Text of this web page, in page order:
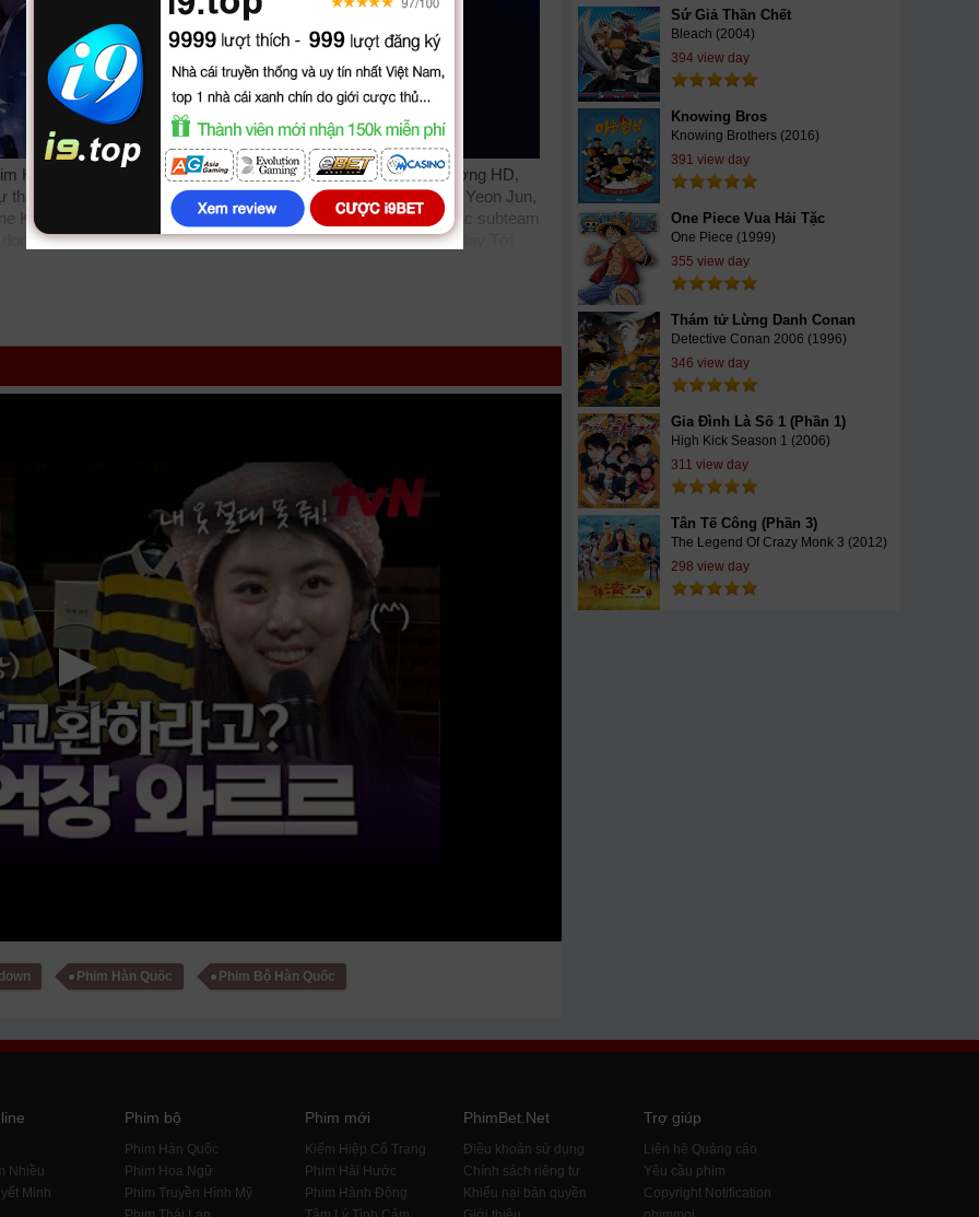
Kill It Slay Toi Ben được thuyết minh, phụ đề tiếng việt chất lượng HD,
gia của các diễn viên: Jang Yoon Ju, Lee Jong Won, Choi Yeon Jun,
Kill It Slay Tới Bến được vietsub thuyết minh Lồng tiếng bởi các subteam
dongphim subnhanh nguonphim xemphimvndongphymtv Kill It Slay Tới
TV Show cập nhật phụ đề Vietsub nhanh nhất, xem online nhanh nhất.
vtv HTV SCTV GOTV FullHD mới nhất. Mời các bạn đón xem bộ phim
Phim Hàn Quốc Phim Bộ Hàn Quốc
Sứ Giả Thần Chết
Bleach (2004)
394 view day
Knowing Bros
Knowing Brothers (2016)
391 view day
One Piece Vua Hải Tặc
One Piece (1999)
355 view day
Thám tử Lừng Danh Conan
Detective Conan 2006 (1996)
346 view day
Gia Đình Là Số 1 (Phần 1)
High Kick Season 1 (2006)
311 view day
Tân Tế Công (Phần 3)
The Legend Of Crazy Monk 3 (2012)
298 view day
Nhiều
Minh
Phim bộ
Phim Hàn Quốc
Phim Hoa Ngữ
Phim Truyền Hình Mỹ
Phim mới
Kiếm Hiệp Cổ Trang
Phim Hài Hước
Phim Hành Động
PhimBet.Net
Điều khoản sử dụng
Chính sách riêng tư
Khiếu nại bản quyền
Trợ giúp
Liên hệ Quảng cáo
Yêu cầu phim
Copyright Notification